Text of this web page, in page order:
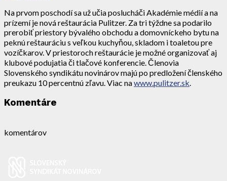
Na prvom poschodí sa už učia poslucháči Akadémie médií a na
prízemí je nová reštaurácia Pulitzer. Za tri týždne sa podarilo
prerobiť priestory bývalého obchodu a domovníckeho bytu na
peknú reštauráciu s veľkou kuchyňou, skladom i toaletou pre
vozíčkarov. V priestoroch reštaurácie je možné organizovať aj
klubové podujatia či tlačové konferencie. Členovia
Slovenského syndikátu novinárov majú po predložení členského
preukazu 10 percentnú zľavu. Viac nawww.pulitzer.sk
Komentáre
komentárov